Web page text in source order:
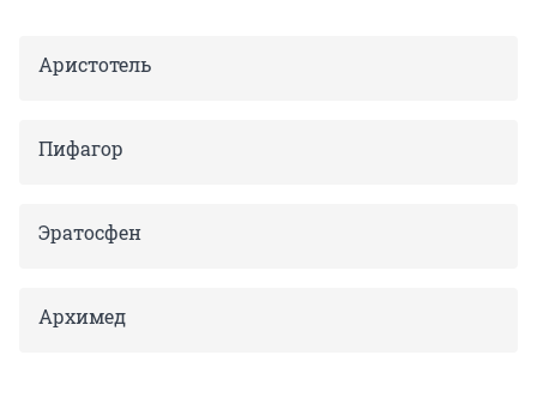
Аристотель
Пифагор
Эратосфен
Архимед